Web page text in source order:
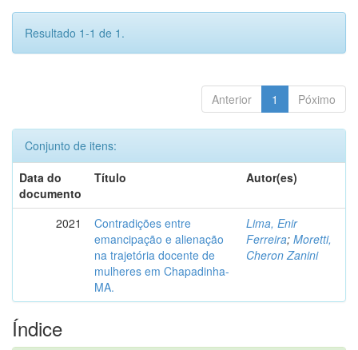
Resultado 1-1 de 1.
Anterior 1 Póximo
Conjunto de itens:
Data do
documento
Título Autor(es)
2021
Contradições entre
emancipação e alienação
na trajetória docente de
mulheres em Chapadinha-
MA.
Lima, Enir
Ferreira; Moretti,
Cheron Zanini
Índice